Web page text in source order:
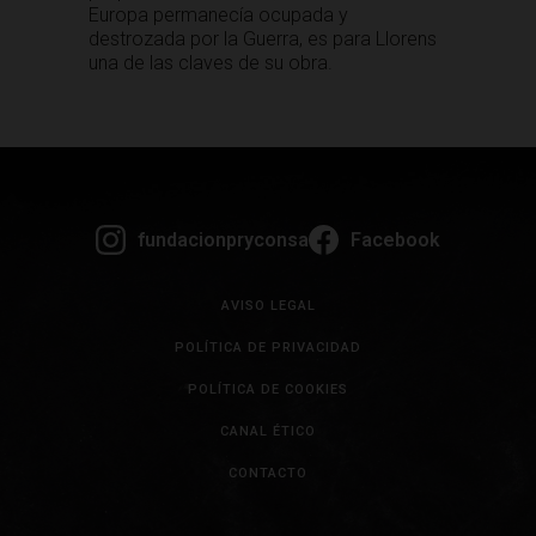
Europa permanecía ocupada y
destrozada por la Guerra, es para Llorens
una de las claves de su obra.
fundacionpryconsa Facebook
AVISO LEGAL
POLÍTICA DE PRIVACIDAD
POLÍTICA DE COOKIES
CANAL ÉTICO
CONTACTO